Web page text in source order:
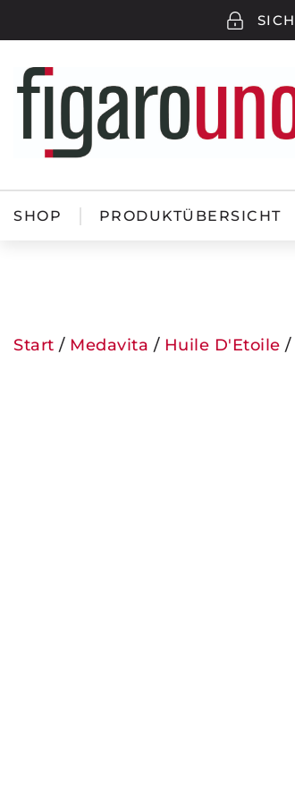
SHOP PRODUKTÜBERSICHT
Start / Medavita / Huile D'Etoile /